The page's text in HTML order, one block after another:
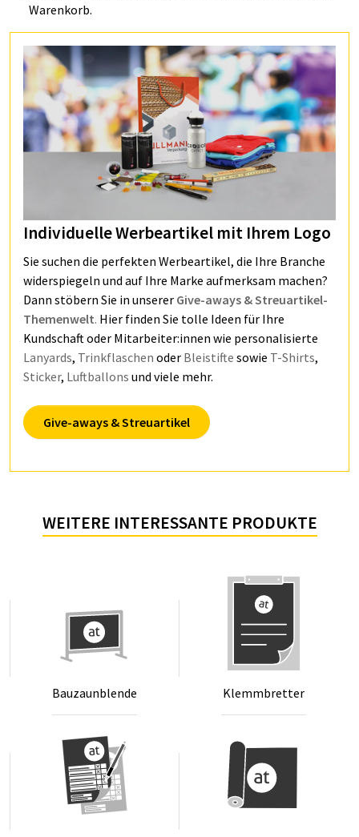
Warenkorb.
Individuelle Werbeartikel mit Ihrem Logo
Sie suchen die perfekten Werbeartikel, die Ihre Branche
widerspiegeln und auf Ihre Marke aufmerksam machen?
Dann stöbern Sie in unserer Give-aways & Streuartikel-
Themenwelt. Hier finden Sie tolle Ideen für Ihre
Kundschaft oder Mitarbeiter:innen wie personalisierte
Lanyards, Trinkflaschen oder Bleistifte sowie T-Shirts,
Sticker, Luftballons und viele mehr.
Give-aways & Streuartikel
WEITERE INTERESSANTE PRODUKTE
Bau­zaun­blen­de Klemm­bret­ter